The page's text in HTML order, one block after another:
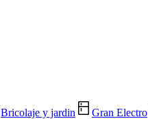
Bricolaje y jardin Gran Electro